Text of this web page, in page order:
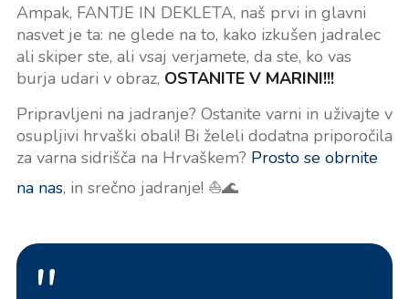
Ampak, FANTJE IN DEKLETA, naš prvi in glavni
nasvet je ta: ne glede na to, kako izkušen jadralec
ali skiper ste, ali vsaj verjamete, da ste, ko vas
burja udari v obraz, OSTANITE V MARINI!!!
Pripravljeni na jadranje? Ostanite varni in uživajte v
osupljivi hrvaški obali! Bi želeli dodatna priporočila
za varna sidrišča na Hrvaškem? Prosto se obrnite
na nas, in srečno jadranje! ⛵🌊